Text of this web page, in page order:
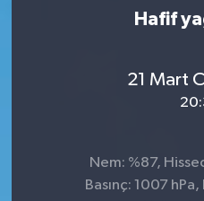
Hafif
21 Mart
Nem: %87,
Basınç: 1007